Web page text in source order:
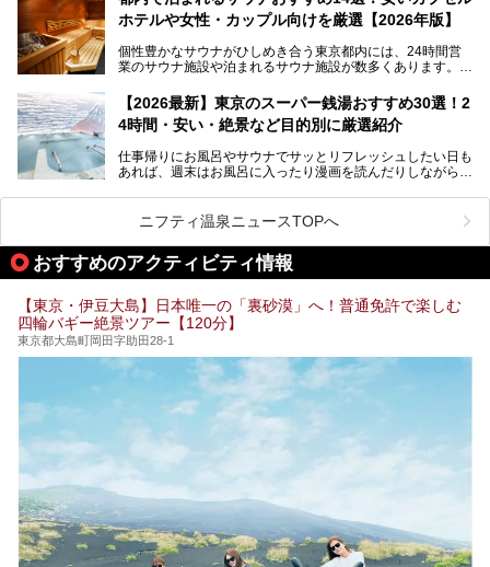
します。
ポ―トします。
ホテルや女性・カップル向けを厳選【2026年版】
個性豊かなサウナがひしめき合う東京都内には、24時間営
業のサウナ施設や泊まれるサウナ施設が数多くあります。
を旅の目的とする「サ旅」や自分へのご褒美のための宿泊な
ど、自分の好きなタイミングで好きなだけサ活ができるのが
魅力です。
最近では、男性専用施設だけでなく、カップルや女性に嬉し
い個室サウナも増えてきました。
ら、特におすすめしたい施設14選をご紹介します。
してみてください。
【2026最新】東京のスーパー銭湯おすすめ30選！2
4時間・安い・絶景など目的別に厳選紹介
仕事帰りにお風呂やサウナでサッとリフレッシュしたい日も
あれば、週末はお風呂に入ったり漫画を読んだりしながら一
また、終電を逃してしまい、「このまま朝までゆっくりでき
る場所があれば」と探した経験がある人も多いのではないで
しょうか。
そこで本記事では、東京でおすすめのスーパー銭湯を、目的
24時間営業で宿泊できる施設や、1,000円以下で楽しめる安
い施設、デートや休日レジャーにもぴったりなエンタメ要素
が充実した施設など、利用のシーンに合わせて参考にしてく
ださい。
ニフティ温泉ニュースTOPへ
おすすめのアクティビティ情報
【東京・伊豆大島】日本唯一の「裏砂漠」へ！普通免許で楽しむ
四輪バギー絶景ツアー【120分】
東京都大島町岡田字助田28-1